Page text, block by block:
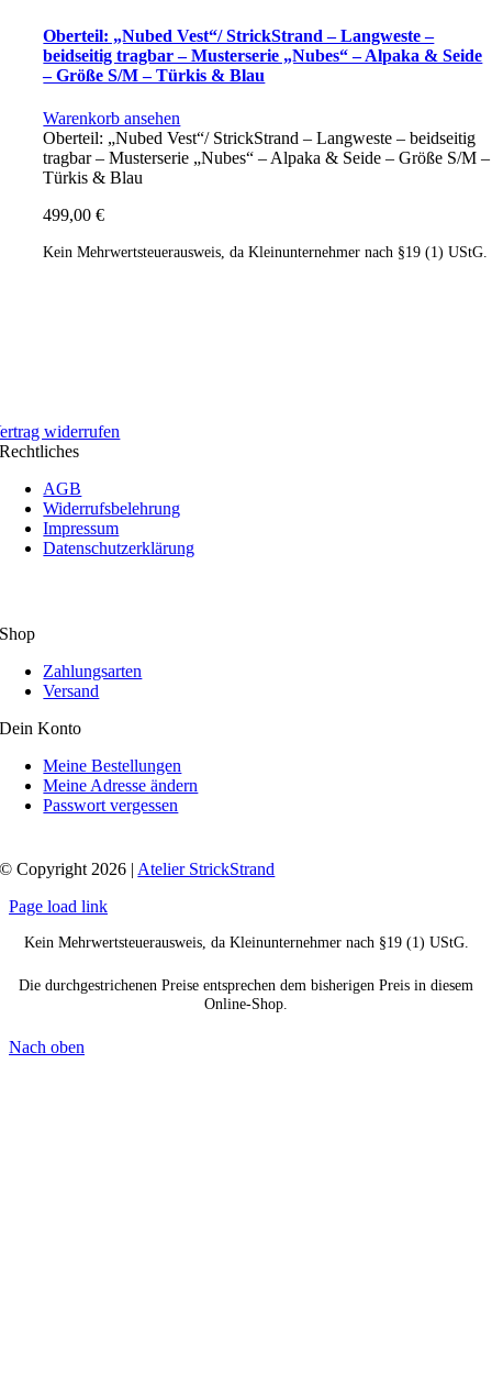
Oberteil: „Nubed Vest“/ StrickStrand – Langweste –
beidseitig tragbar – Musterserie „Nubes“ – Alpaka & Seide
– Größe S/M – Türkis & Blau
Warenkorb ansehen
Oberteil: „Nubed Vest“/ StrickStrand – Langweste – beidseitig
tragbar – Musterserie „Nubes“ – Alpaka & Seide – Größe S/M –
Türkis & Blau
499,00€
Kein Mehrwertsteuerausweis, da Kleinunternehmer nach §19 (1) UStG.
widerrufen
Rechtliches
AGB
Widerrufsbelehrung
Impressum
Datenschutzerklärung
Shop
Zahlungsarten
Versand
Dein Konto
Meine Bestellungen
Meine Adresse ändern
Passwort vergessen
© Copyright 2026 | Atelier StrickStrand
Page load link
Kein Mehrwertsteuerausweis, da Kleinunternehmer nach §19 (1) UStG.
Die durchgestrichenen Preise entsprechen dem bisherigen Preis in diesem
Online-Shop.
Nach oben